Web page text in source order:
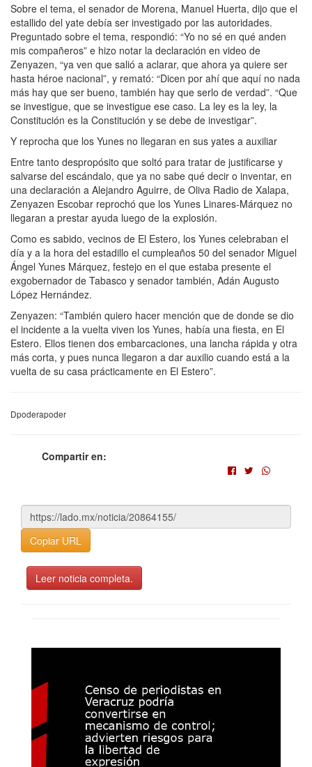
Sobre el tema, el senador de Morena, Manuel Huerta, dijo que el
estallido del yate debía ser investigado por las autoridades.
Preguntado sobre el tema, respondió: “Yo no sé en qué anden
mis compañeros” e hizo notar la declaración en video de
Zenyazen, “ya ven que salió a aclarar, que ahora ya quiere ser
hasta héroe nacional”, y remató: “Dicen por ahí que aquí no nada
más hay que ser bueno, también hay que serlo de verdad”. “Que
se investigue, que se investigue ese caso. La ley es la ley, la
Constitución es la Constitución y se debe de investigar”.
Y reprocha que los Yunes no llegaran en sus yates a auxiliar
Entre tanto despropósito que soltó para tratar de justificarse y
salvarse del escándalo, que ya no sabe qué decir o inventar, en
una declaración a Alejandro Aguirre, de Oliva Radio de Xalapa,
Zenyazen Escobar reprochó que los Yunes Linares-Márquez no
llegaran a prestar ayuda luego de la explosión.
Como es sabido, vecinos de El Estero, los Yunes celebraban el
día y a la hora del estadillo el cumpleaños 50 del senador Miguel
Ángel Yunes Márquez, festejo en el que estaba presente el
exgobernador de Tabasco y senador también, Adán Augusto
López Hernández.
Zenyazen: “También quiero hacer mención que de donde se dio
el incidente a la vuelta viven los Yunes, había una fiesta, en El
Estero. Ellos tienen dos embarcaciones, una lancha rápida y otra
más corta, y pues nunca llegaron a dar auxilio cuando está a la
vuelta de su casa prácticamente en El Estero”.
Dpoderapoder
Compartir en:
Copiar URL
Leer noticia completa.